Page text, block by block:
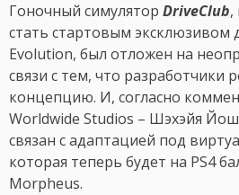
Гоночный симулятор DriveClub,
стать стартовым эксклюзивом
Evolution, был отложен на
связи с тем, что разработчики
концепцию. И, согласно
Worldwide Studios – Шэхэйя
связан с адаптацией под
которая теперь будет на PS4
Morpheus.